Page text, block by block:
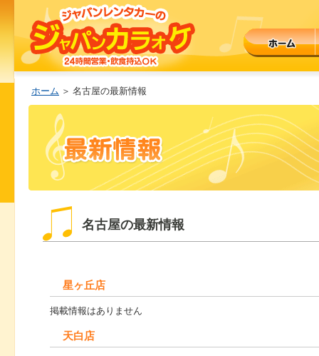
ホーム ＞ 名古屋の最新情報
名古屋の最新情報
星ヶ丘店
掲載情報はありません
天白店